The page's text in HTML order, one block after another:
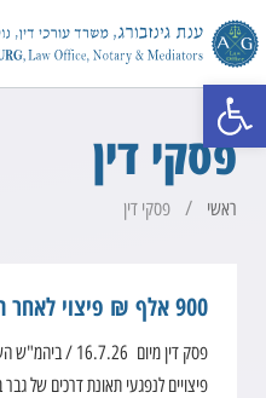
פסקי דין
ראשי / פסקי דין
900 אלף ₪ פיצוי לאחר תאונת דרכים – יולי 2027
פסק דין מיום
פתח סרגל נגישות